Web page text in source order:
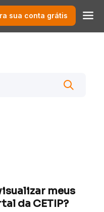
sua conta grátis
meus
da CETIP?